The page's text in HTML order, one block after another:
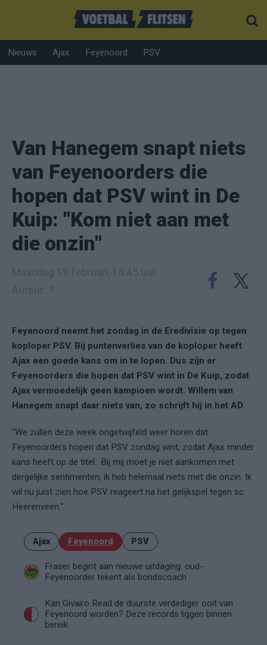
Nieuws Ajax Feyenoord PSV
Van Hanegem snapt niets
van Feyenoorders die
hopen dat PSV wint in De
Kuip: "Kom niet aan met
die onzin"
Feyenoord neemt het zondag in de Eredivisie op tegen
koploper PSV. Bij puntenverlies van de koploper heeft
Ajax een goede kans om in te lopen. Dus zijn er
Feyenoorders die hopen dat PSV wint in De Kuip, zodat
Ajax vermoedelijk geen kampioen wordt. Willem van
Hanegem snapt daar niets van, zo schrijft hij in het AD.
"We zullen deze week ongetwijfeld weer horen dat
Feyenoorders hopen dat PSV zondag wint, zodat Ajax minder
kans heeft op de titel.. Bij mij moet je niet aankomen met
dergelijke sentimenten, ik heb helemaal niets met die onzin. Ik
wil nu juist zien hoe PSV reageert na het gelijkspel tegen sc
Heerenveen."
Ajax Feyenoord PSV
Fraser begint aan nieuwe uitdaging: oud-
Feyenoorder tekent als bondscoach
Kan Givairo Read de duurste verdediger ooit van
Feyenoord worden? Deze records liggen binnen
bereik